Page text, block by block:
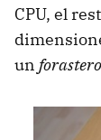
CPU, el
un forastero